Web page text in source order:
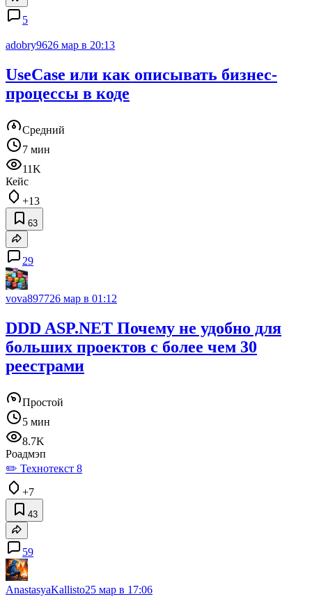
5
adobry9626 мар в 20:13
UseCase или как описывать бизнес-
процессы в коде
Средний
7 мин
11K
Кейс
+13
63
29
vova897726 мар в 01:12
DDD ASP.NET Почему не удобно для
больших проектов с более чем 30
реестрами
Простой
5 мин
8.7K
Роадмэп
✏️ Технотекст 8
+7
43
59
AnastasyaKallisto25 мар в 17:06